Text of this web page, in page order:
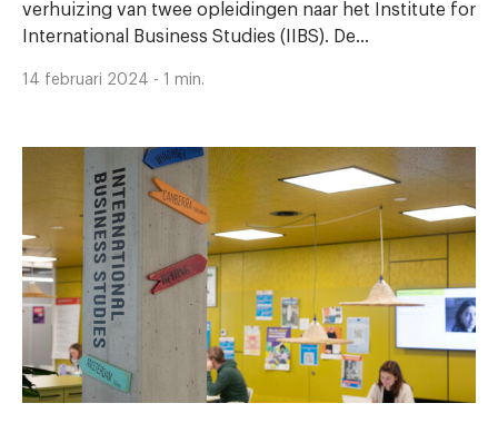
verhuizing van twee opleidingen naar het Institute for
International Business Studies (IIBS). De...
14 februari 2024 - 1 min.